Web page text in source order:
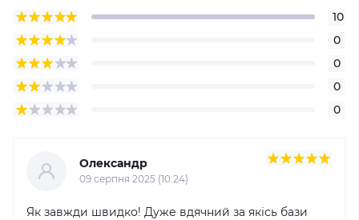
10
0
0
0
0
Олександр
09 серпня 2025 (10:24)
Як завжди швидко! Дуже вдячний за якісь бази